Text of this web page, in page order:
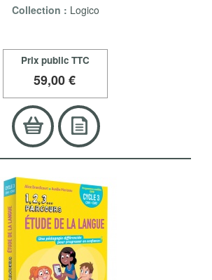
Collection : Logico
Prix public TTC
59,00 €